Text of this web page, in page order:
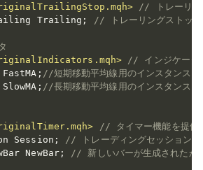
// トレーリン
Trailing ; // トレーリングストップ
// インジケータ
; //短期移動平均線用のインスタンス
; //長期移動平均線用のインスタンス
// タイマー機能を提供
Session ;
// トレーディングセッションを
NewBar; // 新しいバーが生成されたか